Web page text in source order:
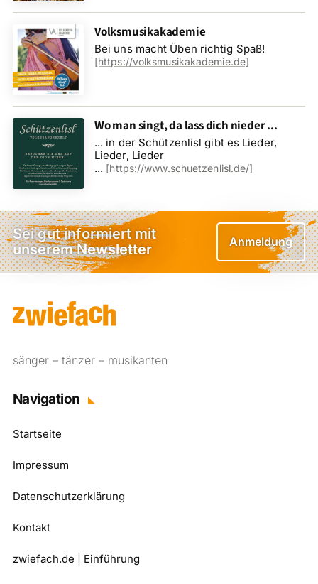
Volksmusikakademie
Bei uns macht Üben richtig Spaß!
[https://volksmusikakademie.de]
Wo man singt, da lass dich nieder ...
... in der Schützenlisl gibt es Lieder,
Lieder, Lieder
... [https://www.schuetzenlisl.de/]
Sei gut informiert mit
unserem Newsletter
Anmeldung
sänger – tänzer – musikanten
Navigation
Startseite
Impressum
Datenschutzerklärung
Kontakt
zwiefach.de | Einführung